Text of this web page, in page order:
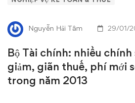
Tài
chính:
nhiều
chính
Nguyễn Hải Tâm 29/01/
Bộ Tài chính: nhiều chính
giảm, giãn thuế, phí mới
trong năm 2013